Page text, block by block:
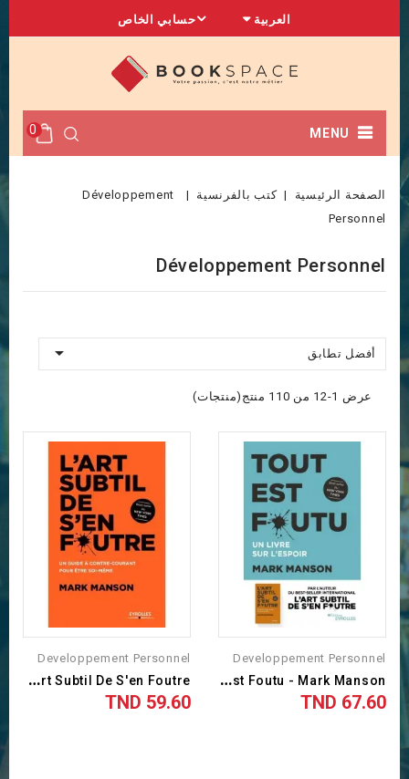
العربية حسابي الخاص
0 MENU
الصفحة الرئيسية كتب بالفرنسية
Développement
Personnel
Développement Personnel
أفضل تطابق 
عرض 1-12 من 110 منتج(منتجات)
Developpement Personnel
L
'art Subtil De S'en Foutre...
السعر
59.60 TND
Developpement Personnel
T
Out Est Foutu - Mark Manson
السعر
67.60 TND